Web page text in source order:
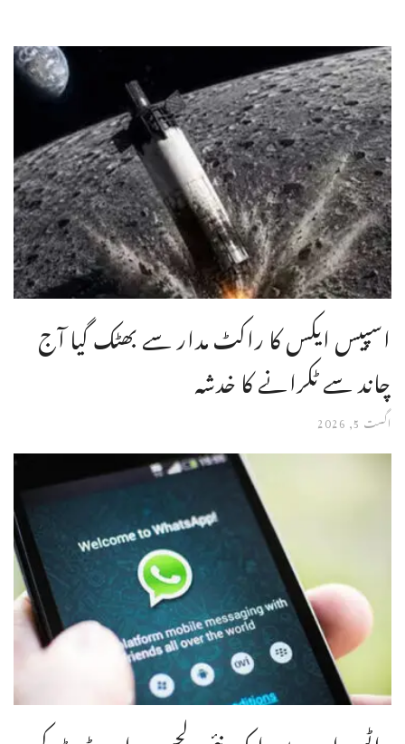
اسپیس ایکس کا راکٹ مدار سے بھٹک گیا آج
چاند سے ٹکرانے کا خدشہ
اگست 5, 2026